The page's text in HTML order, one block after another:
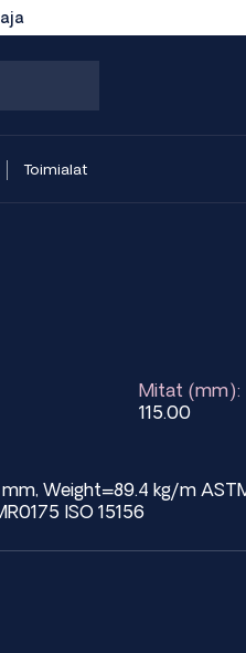
Toimialat
Mitat (mm):
115.00
Weight=89.4 kg/m
ISO 15156